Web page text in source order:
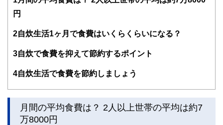
関わることで、読者目線のコンテンツを追求しています。
FinancialFieldの特徴は、ファイナンシャルプランナー、弁
ドバイザー、DCプランナー、公認会計士、社会保険労務
士、行政書士、投資アナリスト、キャリアコンサルタントな
をわかりやすく発信している点です。
このように編集経験豊富なメンバーと金融や経済に精通した
円
2自炊生活1ヶ月で食費はいくらくらいになる？
3自炊で食費を抑えて節約するポイント
4自炊生活で食費を節約しましょう
月間の平均食費は？ 2人以上世帯の平均は約7
万8000円